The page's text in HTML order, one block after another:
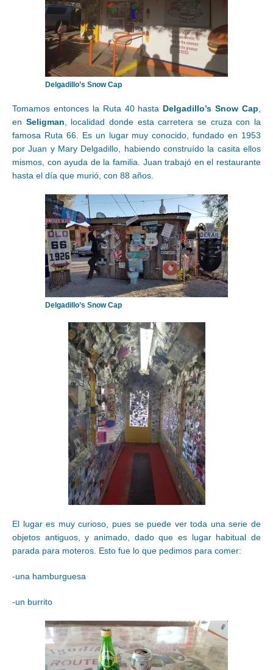
Delgadillo’s Snow Cap
Tomamos entonces la Ruta 40 hasta Delgadillo’s Snow Cap
en Seligman , localidad donde esta carretera se cruza con la
famosa Ruta 66. Es un lugar muy conocido, fundado en 1953
por Juan y Mary Delgadillo, habiendo construído la casita ellos
mismos, con ayuda de la familia. Juan trabajó en el restaurante
hasta el día que murió, con 88 años.
Delgadillo’s Snow Cap
El lugar es muy curioso, pues se puede ver toda una serie de
objetos antiguos, y animado, dado que es lugar habitual de
parada para moteros. Esto fue lo que pedimos para comer:
-una hamburguesa
-un burrito